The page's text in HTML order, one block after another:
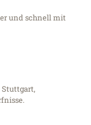
und schnell mit